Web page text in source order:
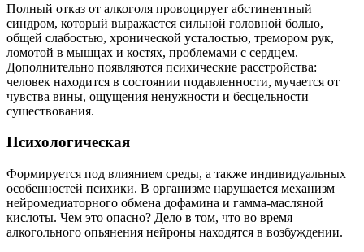
Полный отказ от алкоголя провоцирует абстинентный
синдром, который выражается сильной головной болью,
общей слабостью, хронической усталостью, тремором рук,
ломотой в мышцах и костях, проблемами с сердцем.
Дополнительно появляются психические расстройства:
человек находится в состоянии подавленности, мучается от
чувства вины, ощущения ненужности и бесцельности
существования.
Психологическая
Формируется под влиянием среды, а также индивидуальных
особенностей психики. В организме нарушается механизм
нейромедиаторного обмена дофамина и гамма-масляной
кислоты. Чем это опасно? Дело в том, что во время
алкогольного опьянения нейроны находятся в возбуждении.